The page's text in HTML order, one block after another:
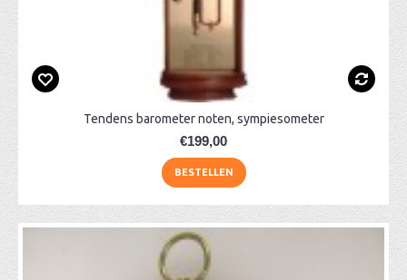
Tendens barometer noten, sympiesometer
€199,00
BESTELLEN